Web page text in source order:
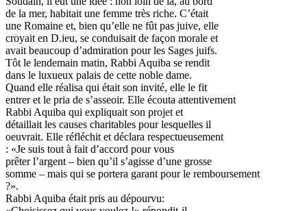
de la mer, habitait une femme très riche. C’était
une Romaine et, bien qu’elle ne fût pas juive, elle
croyait en D.ieu, se conduisait de façon morale et
avait beaucoup d’admiration pour les Sages juifs.
Tôt le lendemain matin, Rabbi Aquiba se rendit
dans le luxueux palais de cette noble dame.
Quand elle réalisa qui était son invité, elle le fit
entrer et le pria de s’asseoir. Elle écouta attentivement
Rabbi Aquiba qui expliquait son projet et
détaillait les causes charitables pour lesquelles il
oeuvrait. Elle réfléchit et déclara respectueusement
: «Je suis tout à fait d’accord pour vous
prêter l’argent – bien qu’il s’agisse d’une grosse
somme – mais qui se portera garant pour le remboursement
?».
Rabbi Aquiba était pris au dépourvu: